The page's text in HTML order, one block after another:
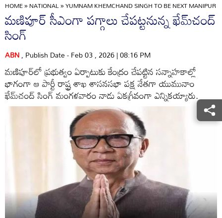
HOME»NATIONAL»YUMNAM KHEMCHAND SINGH TO BE NEXT MANIPUR
మణిపూర్ సీఎంగా పగ్గాలు చేపట్టనున్న ఖేమ్‌చంద్
సింగ్
ABN, Publish Date - Feb 03 , 2026 | 08:16 PM
మణిపూర్‌‌లో ప్రభుత్వం ఏర్పాటుకు కేంద్రం చేపట్టిన సన్నాహకాల్లో
భాగంగా ఆ పార్టీ రాష్ట్ర శాఖ శాసనసభా పక్ష నేతగా యుమునాం
ఖేమ్‌చంద్ సింగ్ మంగళవారం నాడు ఏకగ్రీవంగా ఎన్నికయ్యారు.